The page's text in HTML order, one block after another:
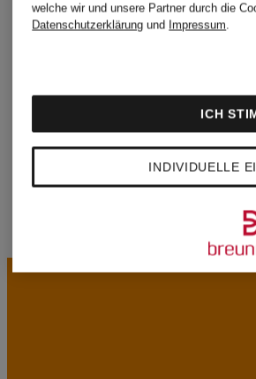
welche wir und unsere Partner durch die
Datenschutzerklärung und Impressum.
INDIVIDUELLE
ICH